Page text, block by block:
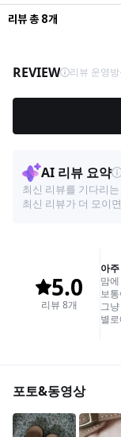
리뷰총 8개